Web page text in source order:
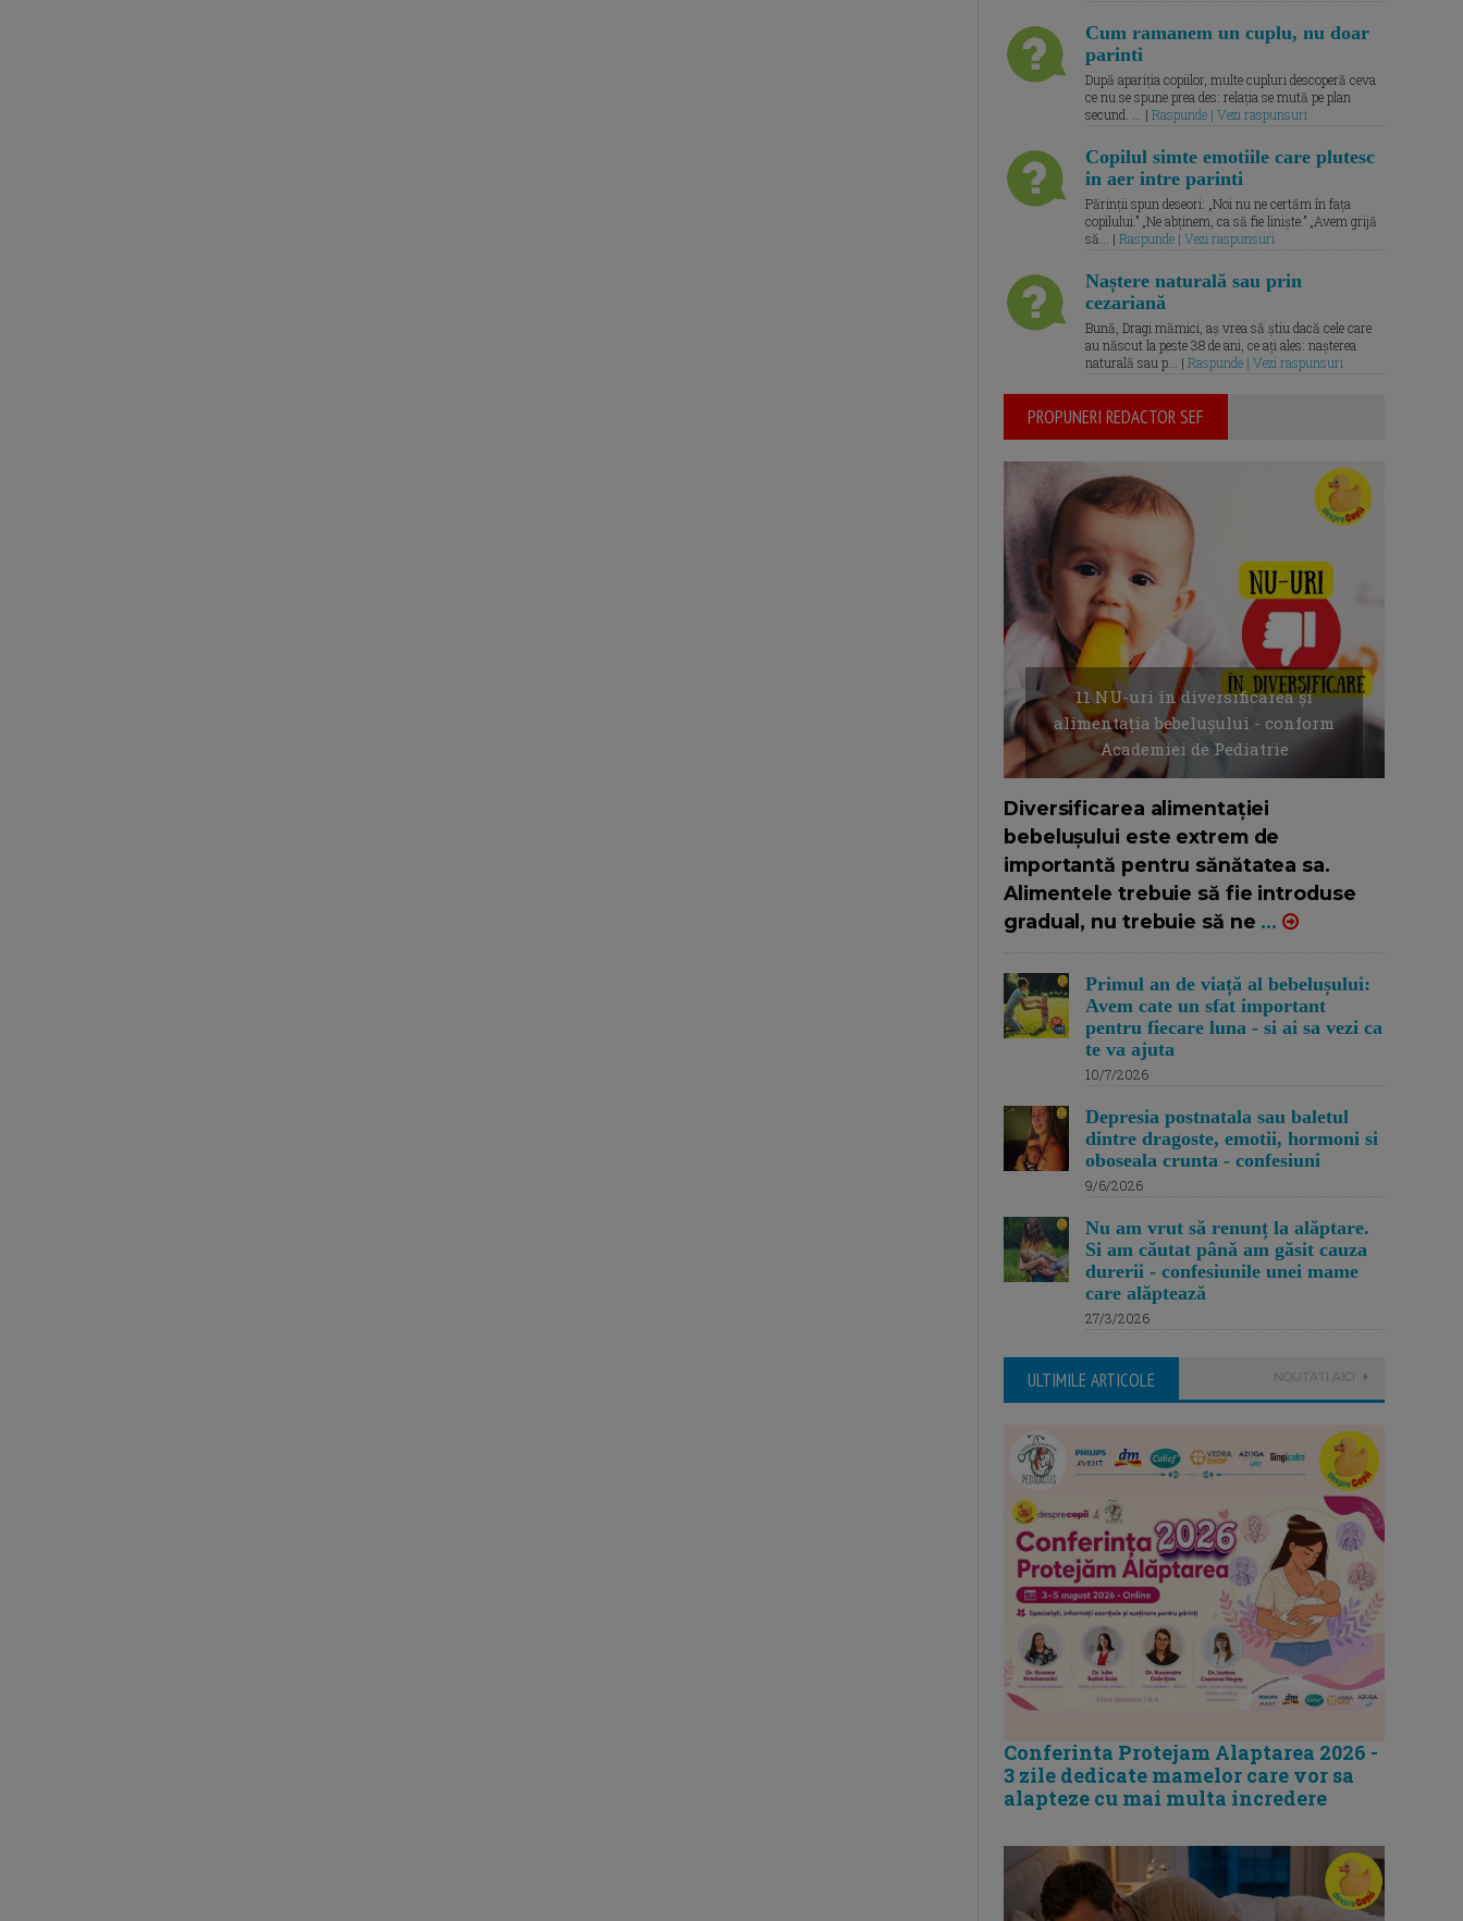
Cum ramanem un cuplu, nu doar
parinti
După apariția copiilor, multe cupluri descoperă ceva
ce nu se spune prea des: relația se mută pe plan
secund. ... | Raspunde | Vezi raspunsuri
Copilul simte emotiile care plutesc
in aer intre parinti
Părinții spun deseori: „Noi nu ne certăm în fața
copilului.” „Ne abținem, ca să fie liniște.” „Avem grijă
să... | Raspunde | Vezi raspunsuri
Naștere naturală sau prin
cezariană
Bună, Dragi mămici, aș vrea să știu dacă cele care
au născut la peste 38 de ani, ce ați ales: nașterea
naturală sau p... | Raspunde | Vezi raspunsuri
PROPUNERI REDACTOR SEF
11 NU-uri in diversificarea și
alimentația bebelușului - conform
Academiei de Pediatrie
Diversificarea alimentației
bebelușului este extrem de
importantă pentru sănătatea sa.
Alimentele trebuie să fie introduse
gradual, nu trebuie să ne ...
Primul an de viață al bebelușului:
Avem cate un sfat important
pentru fiecare luna - si ai sa vezi ca
te va ajuta
10/7/2026
Depresia postnatala sau baletul
dintre dragoste, emotii, hormoni si
oboseala crunta - confesiuni
9/6/2026
Nu am vrut să renunț la alăptare.
Si am căutat până am găsit cauza
durerii - confesiunile unei mame
care alăptează
27/3/2026
ULTIMILE ARTICOLE NOUTATI AICI
Conferinta Protejam Alaptarea 2026 -
3 zile dedicate mamelor care vor sa
alapteze cu mai multa incredere